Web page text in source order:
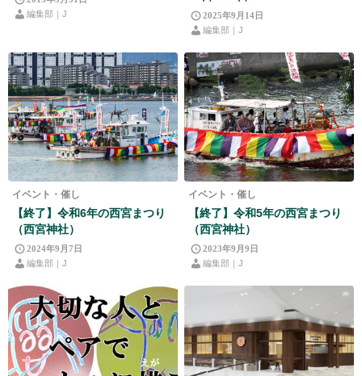
編集部｜J
2025年9月14日
編集部｜J
イベント・催し
【終了】令和6年の西宮まつり
（西宮神社）
2024年9月7日
編集部｜J
イベント・催し
【終了】令和5年の西宮まつり
（西宮神社）
2023年9月9日
編集部｜J